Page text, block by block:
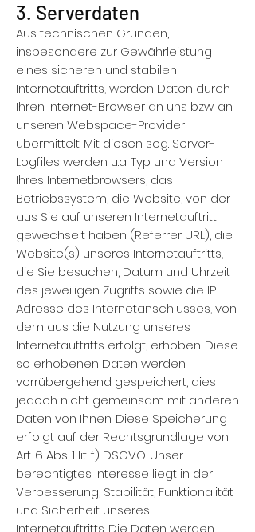
3. Serverdaten
Aus technischen Gründen,
insbesondere zur Gewährleistung
eines sicheren und stabilen
Internetauftritts, werden Daten durch
Ihren Internet-Browser an uns bzw. an
unseren Webspace-Provider
übermittelt. Mit diesen sog. Server-
Logfiles werden u.a. Typ und Version
Ihres Internetbrowsers, das
Betriebssystem, die Website, von der
aus Sie auf unseren Internetauftritt
gewechselt haben (Referrer URL), die
Website(s) unseres Internetauftritts,
die Sie besuchen, Datum und Uhrzeit
des jeweiligen Zugriffs sowie die IP-
Adresse des Internetanschlusses, von
dem aus die Nutzung unseres
Internetauftritts erfolgt, erhoben. Diese
so erhobenen Daten werden
vorrübergehend gespeichert, dies
jedoch nicht gemeinsam mit anderen
Daten von Ihnen. Diese Speicherung
erfolgt auf der Rechtsgrundlage von
Art. 6 Abs. 1 lit. f) DSGVO. Unser
berechtigtes Interesse liegt in der
Verbesserung, Stabilität, Funktionalität
und Sicherheit unseres
Internetauftritts. Die Daten werden